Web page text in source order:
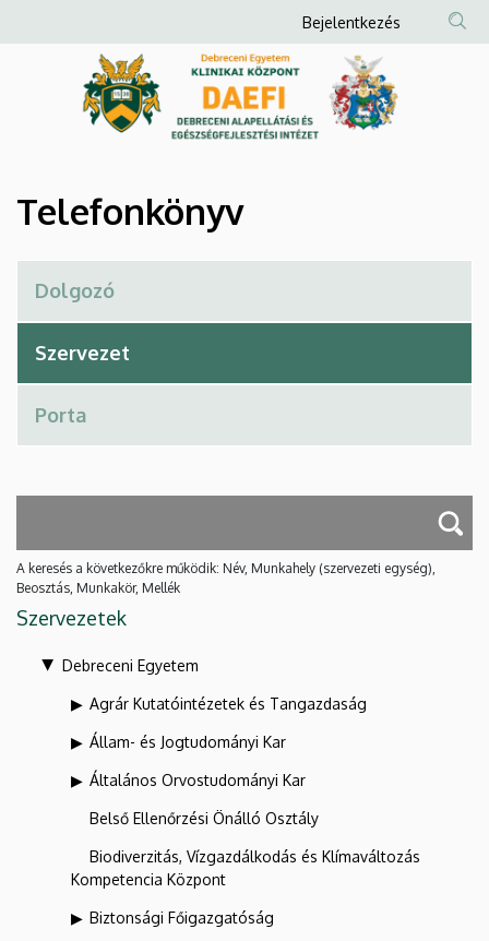
Debreceni
és
Egészségfejlesztési
Intézet
a
Anonim
Felhasználói
fiók
menüje
Bejelentkezés
Telefonkönyv
A keresés a következőkre működik: Név, Munkahely (szervezeti egység),
Beosztás, Munkakör, Mellék
Szervezetek
Debreceni Egyetem
Agrár Kutatóintézetek és Tangazdaság
Állam- és Jogtudományi Kar
Általános Orvostudományi Kar
Belső Ellenőrzési Önálló Osztály
Biodiverzitás, Vízgazdálkodás és Klímaváltozás
Kompetencia Központ
Biztonsági Főigazgatóság